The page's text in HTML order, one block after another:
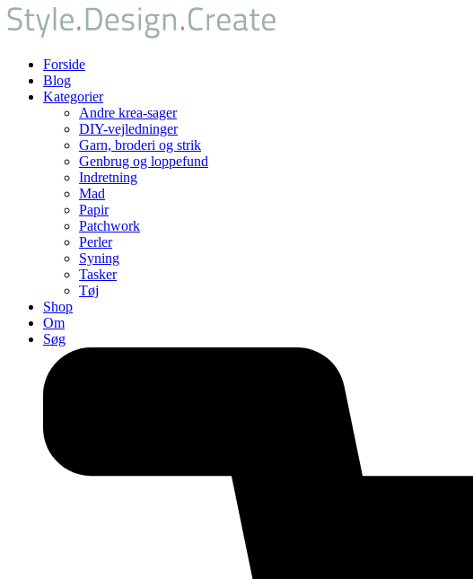
Forside
Blog
Kategorier
Andre krea-sager
DIY-vejledninger
Garn, broderi og strik
Genbrug og loppefund
Indretning
Mad
Papir
Patchwork
Perler
Syning
Tasker
Tøj
Shop
Om
Søg